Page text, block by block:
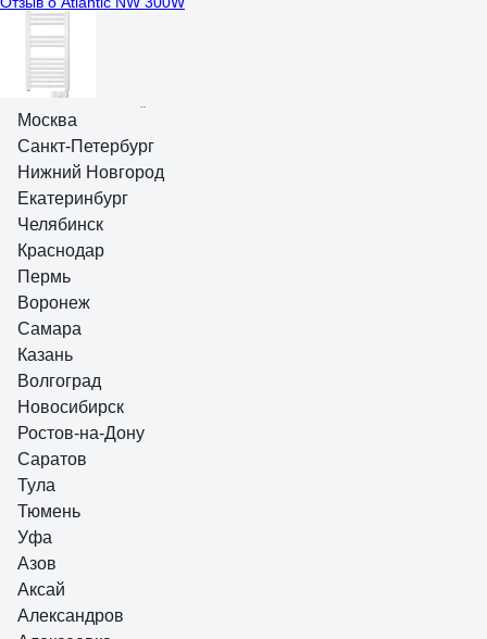
Глазунов Алексей Викторович
20.11.2017
Очень хорошая идея, качество изготовления отличное. Разные
режимы работы: отопление, полотенцесушитель, поддержание
&quot;минимальной температуры не замерзания&quot; +7. Таймер
включения для ежедневного запуска. Поддержание установленной
26 отзывов
Отзыв о Terminus Эл Виктория П7 450x750
Александр С.
26.05.2021
отличный полотенцесушитель, очень удобный
Москва
Санкт-Петербург
Нижний Новгород
Екатеринбург
Челябинск
Краснодар
Пермь
Воронеж
Самара
Казань
Волгоград
Новосибирск
Ростов-на-Дону
Саратов
Тула
Тюмень
Уфа
Азов
Аксай
Александров